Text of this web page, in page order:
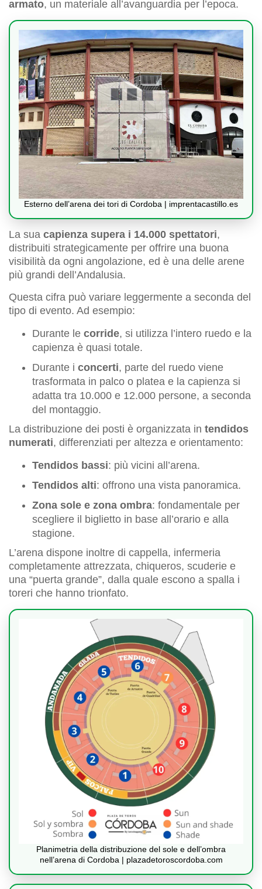
armato, un materiale all’avanguardia per l’epoca.
Esterno dell’arena dei tori di Cordoba | imprentacastillo.es
La sua capienza supera i 14.000 spettatori,
distribuiti strategicamente per offrire una buona
visibilità da ogni angolazione, ed è una delle arene
più grandi dell’Andalusia.
Questa cifra può variare leggermente a seconda del
tipo di evento. Ad esempio:
Durante le corride, si utilizza l’intero ruedo e la
capienza è quasi totale.
Durante i concerti, parte del ruedo viene
trasformata in palco o platea e la capienza si
adatta tra 10.000 e 12.000 persone, a seconda
del montaggio.
La distribuzione dei posti è organizzata in tendidos
numerati, differenziati per altezza e orientamento:
Tendidos bassi: più vicini all’arena.
Tendidos alti: offrono una vista panoramica.
Zona sole e zona ombra: fondamentale per
scegliere il biglietto in base all’orario e alla
stagione.
L’arena dispone inoltre di cappella, infermeria
completamente attrezzata, chiqueros, scuderie e
una “puerta grande”, dalla quale escono a spalla i
toreri che hanno trionfato.
Planimetria della distribuzione del sole e dell’ombra
nell’arena di Cordoba | plazadetoroscordoba.com